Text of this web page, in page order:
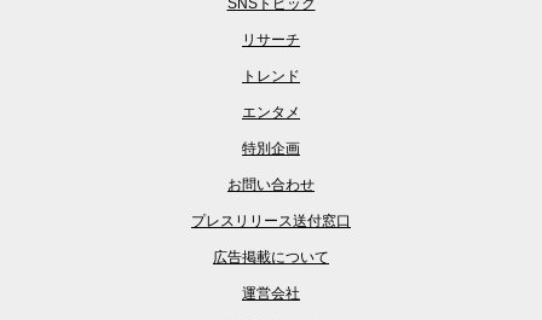
SNSトピック
リサーチ
トレンド
エンタメ
特別企画
お問い合わせ
プレスリリース送付窓口
広告掲載について
運営会社